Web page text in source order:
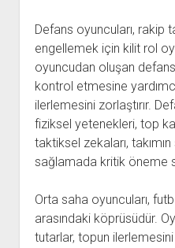
Defans oyuncuları, rakip
engellemek için kilit rol
oyuncudan oluşan defans
kontrol etmesine
ilerlemesini zorlaştırır.
fiziksel yetenekleri, top
taktiksel zekaları,
sağlamada kritik öneme
Orta saha oyuncuları,
arasındaki köprüsüdür.
tutarlar, topun